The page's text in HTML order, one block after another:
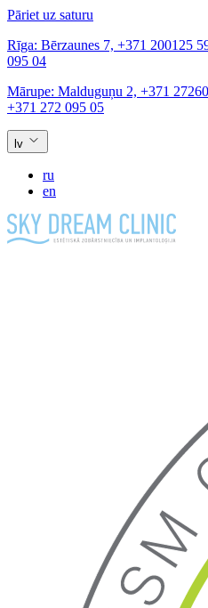
Pāriet uz saturu
Rīga: Bērzaunes 7, +371 200125
095 04
Mārupe: Malduguņu 2, +371
+371 272 095 05
lv
ru
en